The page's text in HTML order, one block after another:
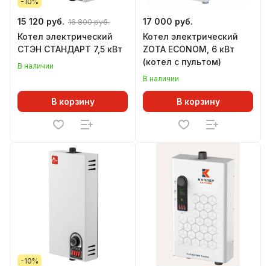
15 120 руб. 16 800 руб.
Котел электрический
СТЭН СТАНДАРТ 7,5 кВт
В наличии
В корзину
17 000 руб.
Котел электрический
ZOTA ECONOM, 6 кВт
(котел с пультом)
В наличии
В корзину
-10%